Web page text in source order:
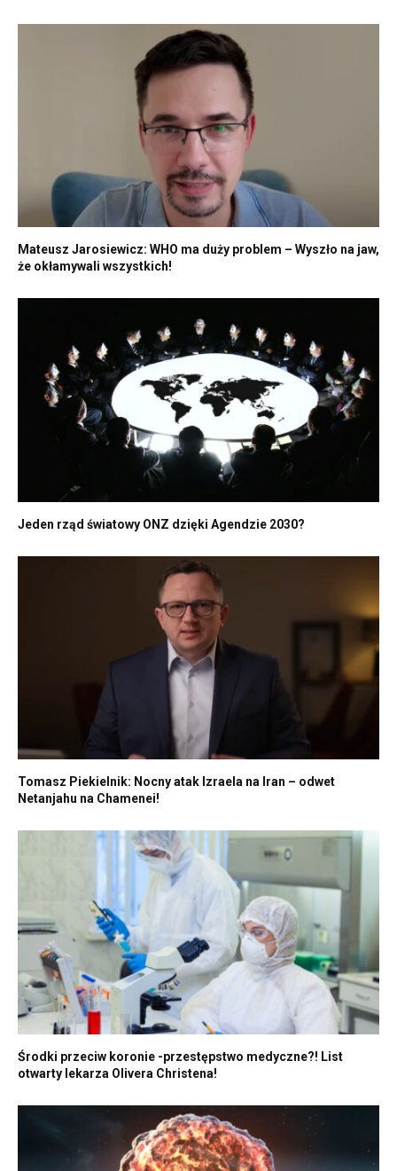
Mateusz Jarosiewicz: WHO ma duży problem – Wyszło na jaw,
że okłamywali wszystkich!
Jeden rząd światowy ONZ dzięki Agendzie 2030?
Tomasz Piekielnik: Nocny atak Izraela na Iran – odwet
Netanjahu na Chamenei!
Środki przeciw koronie -przestępstwo medyczne?! List
otwarty lekarza Olivera Christena!